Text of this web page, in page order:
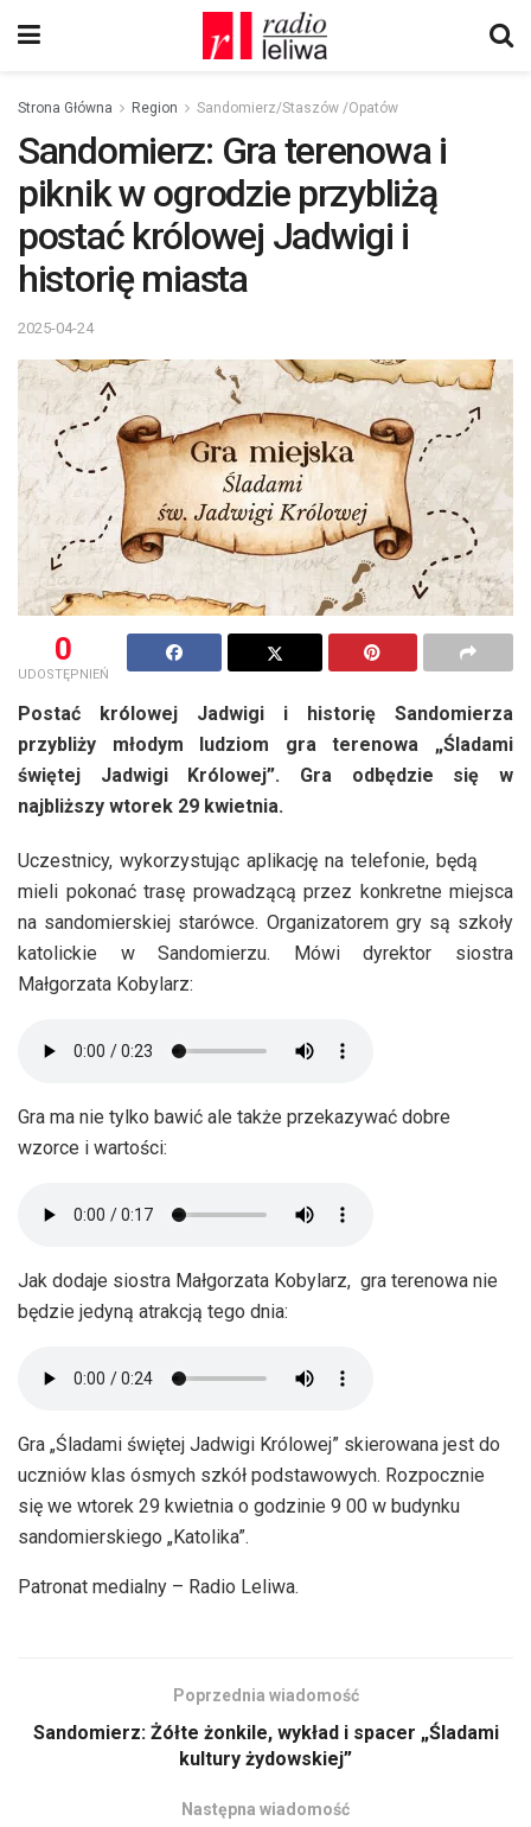
Strona Główna Region Sandomierz/Staszów /Opatów
Sandomierz: Gra terenowa i
piknik w ogrodzie przybliżą
postać królowej Jadwigi i
historię miasta
2025-04-24
0
UDOSTĘPNIEŃ
Postać królowej Jadwigi i historię Sandomierza
przybliży młodym ludziom gra terenowa „Śladami
świętej Jadwigi Królowej”. Gra odbędzie się w
najbliższy wtorek 29 kwietnia.
Uczestnicy, wykorzystując aplikację na telefonie, będą
mieli pokonać trasę prowadzącą przez konkretne miejsca
na sandomierskiej starówce. Organizatorem gry są szkoły
katolickie w Sandomierzu. Mówi dyrektor siostra
Małgorzata Kobylarz:
Gra ma nie tylko bawić ale także przekazywać dobre
wzorce i wartości:
Jak dodaje siostra Małgorzata Kobylarz, gra terenowa nie
będzie jedyną atrakcją tego dnia:
Gra „Śladami świętej Jadwigi Królowej” skierowana jest do
uczniów klas ósmych szkół podstawowych. Rozpocznie
się we wtorek 29 kwietnia o godzinie 9 00 w budynku
sandomierskiego „Katolika”.
Patronat medialny – Radio Leliwa.
Poprzednia wiadomość
Sandomierz: Żółte żonkile, wykład i spacer „Śladami
kultury żydowskiej”
Następna wiadomość